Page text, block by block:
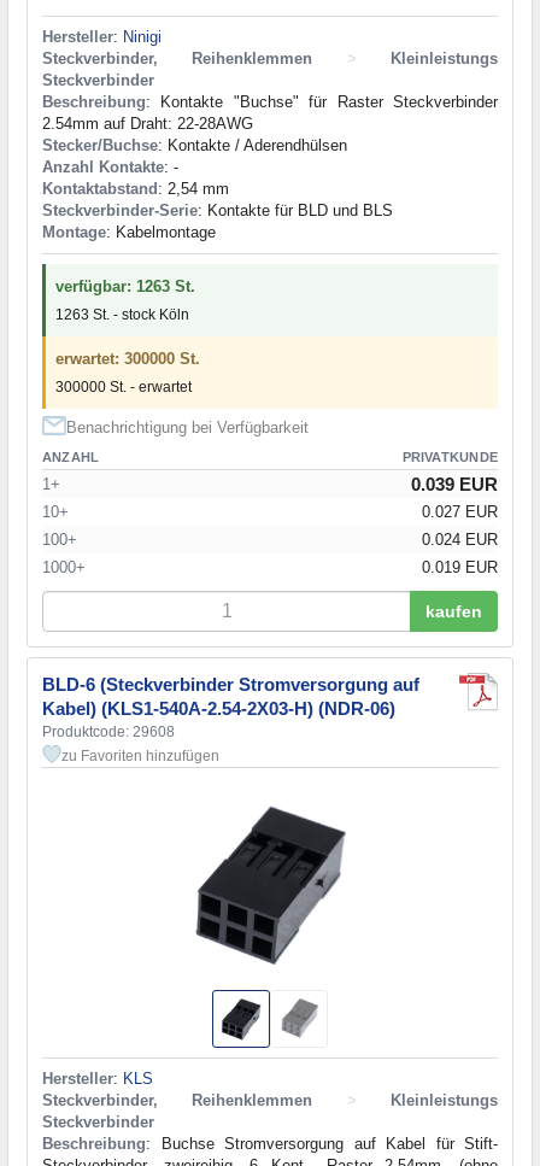
Hersteller: Ninigi
Steckverbinder, Reihenklemmen
>
Kleinleistungs
Steckverbinder
Beschreibung: Kontakte "Buchse" für Raster Steckverbinder
2.54mm auf Draht: 22-28AWG
Stecker/Buchse: Kontakte / Aderendhülsen
Anzahl Kontakte: -
Kontaktabstand: 2,54 mm
Steckverbinder-Serie: Kontakte für BLD und BLS
Montage: Kabelmontage
verfügbar: 1263 St.
1263 St. - stock Köln
erwartet: 300000 St.
300000 St. - erwartet
Benachrichtigung bei Verfügbarkeit
ANZAHL PRIVATKUNDE
1+ 0.039 EUR
10+
0.027 EUR
100+
0.024 EUR
1000+
0.019 EUR
kaufen
BLD-6 (Steckverbinder Stromversorgung auf
Kabel) (KLS1-540A-2.54-2X03-H) (NDR-06)
Produktcode: 29608
zu Favoriten hinzufügen
Hersteller: KLS
Steckverbinder, Reihenklemmen
>
Kleinleistungs
Steckverbinder
Beschreibung: Buchse Stromversorgung auf Kabel für Stift-